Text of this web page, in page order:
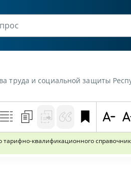
защиты Республики Беларусь от 22 августа
квалификационного